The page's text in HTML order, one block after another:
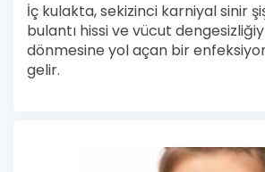
İç kulakta, sekizinci karniyal sinir
bulantı hissi ve vücut
dönmesine yol açan bir
gelir.